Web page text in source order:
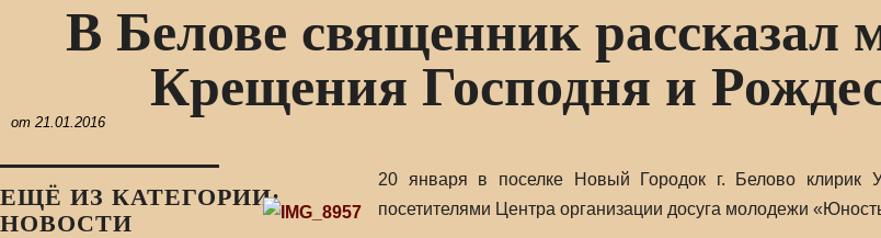
В Белове священник рассказал
Крещения Господня и
от 21.01.2016
ЕЩЁ ИЗ КАТЕГОРИИ:
НОВОСТИ
20 января в поселке Новый Городок г. Белово клирик
посетителями Центра организации досуга молодежи